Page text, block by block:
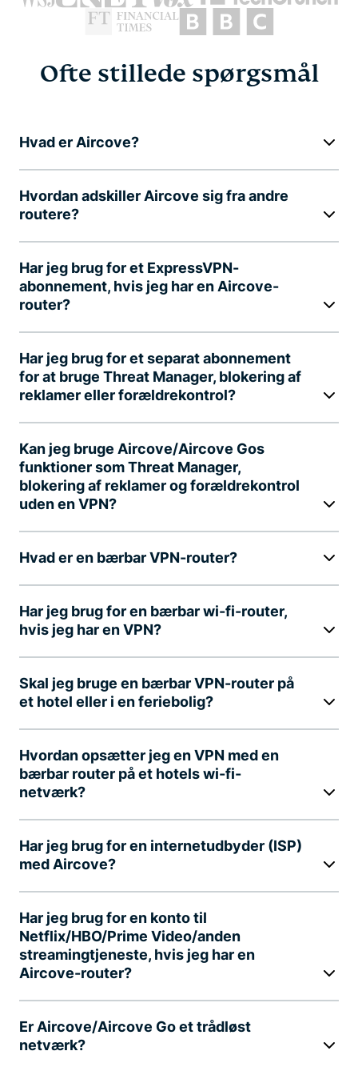
Ofte stillede spørgsmål
Hvad er Aircove?
Hvordan adskiller Aircove sig fra andre
routere?
Har jeg brug for et ExpressVPN-
abonnement, hvis jeg har en Aircove-
router?
Har jeg brug for et separat abonnement
for at bruge Threat Manager, blokering af
reklamer eller forældrekontrol?
Kan jeg bruge Aircove/Aircove Gos
funktioner som Threat Manager,
blokering af reklamer og forældrekontrol
uden en VPN?
Hvad er en bærbar VPN-router?
Har jeg brug for en bærbar wi-fi-router,
hvis jeg har en VPN?
Skal jeg bruge en bærbar VPN-router på
et hotel eller i en feriebolig?
Hvordan opsætter jeg en VPN med en
bærbar router på et hotels wi-fi-
netværk?
Har jeg brug for en internetudbyder (ISP)
med Aircove?
Har jeg brug for en konto til
Netflix/HBO/Prime Video/anden
streamingtjeneste, hvis jeg har en
Aircove-router?
Er Aircove/Aircove Go et trådløst
netværk?